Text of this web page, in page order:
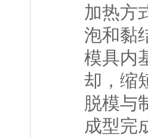
加热方
泡和黏
模具内
却，缩
脱模与
成型完